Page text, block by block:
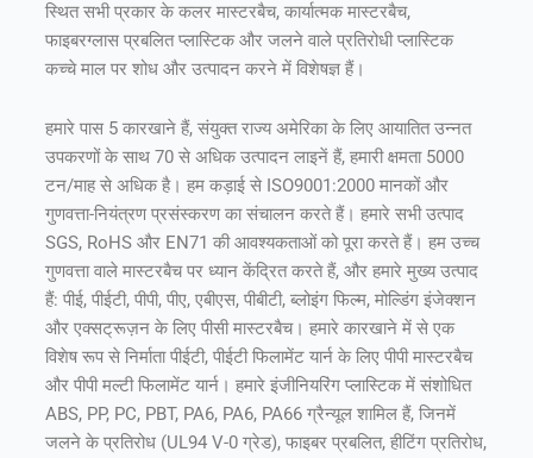
स्थित सभी प्रकार के कलर मास्टरबैच, कार्यात्मक मास्टरबैच,
फाइबरग्लास प्रबलित प्लास्टिक और जलने वाले प्रतिरोधी प्लास्टिक
कच्चे माल पर शोध और उत्पादन करने में विशेषज्ञ हैं।
हमारे पास 5 कारखाने हैं, संयुक्त राज्य अमेरिका के लिए आयातित उन्नत
उपकरणों के साथ 70 से अधिक उत्पादन लाइनें हैं, हमारी क्षमता 5000
टन/माह से अधिक है। हम कड़ाई से ISO9001:2000 मानकों और
गुणवत्ता-नियंत्रण प्रसंस्करण का संचालन करते हैं। हमारे सभी उत्पाद
SGS, RoHS और EN71 की आवश्यकताओं को पूरा करते हैं। हम उच्च
गुणवत्ता वाले मास्टरबैच पर ध्यान केंद्रित करते हैं, और हमारे मुख्य उत्पाद
हैं: पीई, पीईटी, पीपी, पीए, एबीएस, पीबीटी, ब्लोइंग फिल्म, मोल्डिंग इंजेक्शन
और एक्सट्रूज़न के लिए पीसी मास्टरबैच। हमारे कारखाने में से एक
विशेष रूप से निर्माता पीईटी, पीईटी फिलामेंट यार्न के लिए पीपी मास्टरबैच
और पीपी मल्टी फिलामेंट यार्न। हमारे इंजीनियरिंग प्लास्टिक में संशोधित
ABS, PP, PC, PBT, PA6, PA6, PA66 ग्रैन्यूल शामिल हैं, जिनमें
जलने के प्रतिरोध (UL94 V-0 ग्रेड), फाइबर प्रबलित, हीटिंग प्रतिरोध,